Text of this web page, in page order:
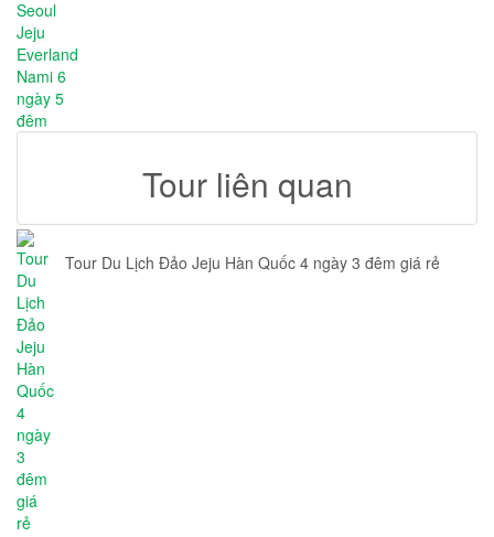
Tour liên quan
Tour Du Lịch Đảo Jeju Hàn Quốc 4 ngày 3 đêm giá rẻ